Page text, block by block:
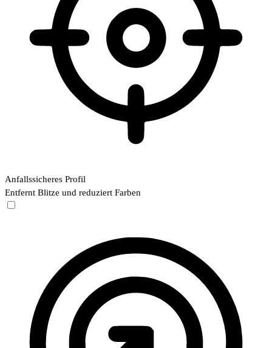
Anfallssicheres Profil
Entfernt Blitze und reduziert Farben